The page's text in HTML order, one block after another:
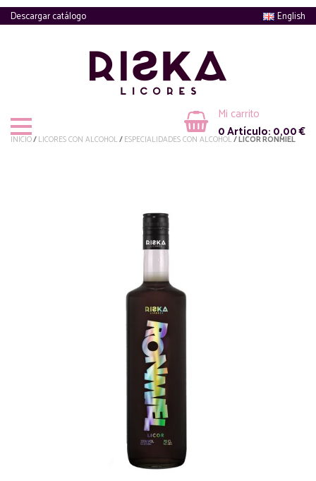
Descargar catálogo English
Mi carrito
0Artículo:0,00€
INICIO/LICORES CON ALCOHOL/ESPECIALIDADES CON ALCOHOL/ LICOR RONMIEL